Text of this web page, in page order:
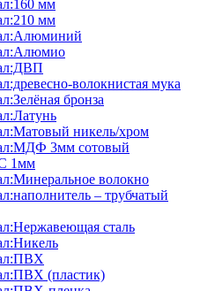
мм
мм
волокнистая мука
бронза
никель/хром
3мм сотовый
1мм
волокно
– трубчатый
сталь
(пластик)